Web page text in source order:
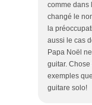
comme dans
changé le
la
aussi le cas
Papa Noël
guitar.
exemples
guitare